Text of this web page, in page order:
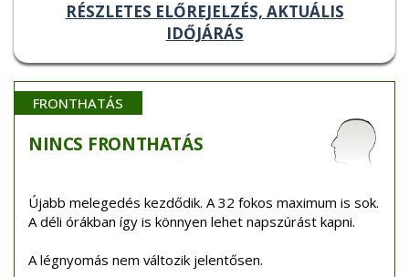
RÉSZLETES ELŐREJELZÉS, AKTUÁLIS
IDŐJÁRÁS
FRONTHATÁS
NINCS FRONTHATÁS
Újabb melegedés kezdődik. A 32 fokos maximum is sok.
A déli órákban így is könnyen lehet napszúrást kapni.
A légnyomás nem változik jelentősen.